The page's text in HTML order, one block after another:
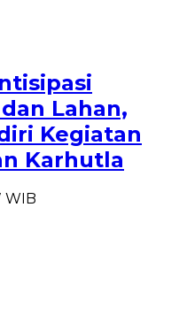
Lahan,
Kegiatan
Karhutla
WIB